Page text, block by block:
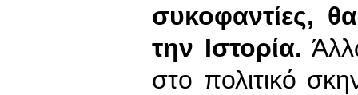
συκοφαντίες,
την Ιστορία.
στο πολιτικό